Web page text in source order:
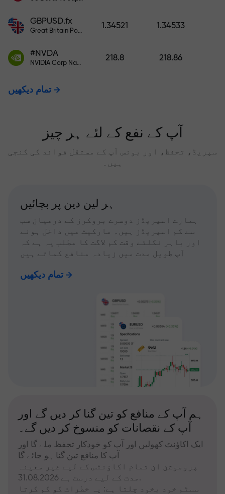
GBPUSD.fx
Great Britain Pound vs US Dollar
1.34521 1.34533
#NVDA
NVIDIA Corp Nasdaq Stock Exchange (Nasdaq) USD
218.8 218.86
تمام دیکھیں
آپ کے نفع کے لئے ہر چیز
سپریڈ، تحفظ، اور بونس آپ کے مستقل فوائد کی کنجی
ہیں۔
ہر لین دین پر بچائیں
ہمارے اسپریڈز دوسرے بروکرز کے درمیان سب
سے کم اسپریڈز ہیں۔ مارکیٹ میں داخل ہونے
اور باہر نکلتے وقت کم لاگت کا مطلب یہ ہے کہ
آپ طویل مدت میں زیادہ منافع کماتے ہیں
تمام دیکھیں
ہم آپ کے منافع کو تین گنا کر دیں گے اور
آپ کے نقصانات کو منسوخ کر دیں گے۔
ایک اکاؤنٹ کھولیں اور آپ کو خودکار تحفظ ملے گا اور
آپ کا منافع تین گنا ہو جائے گا
پروموشن ان تمام اکاؤنٹس کے لیے غیر معینہ
مدت کے لیے درست ہے 31.08.2026.
سسٹم خود بخود چلتا ہے: یہ خطرات کو کم کرتا